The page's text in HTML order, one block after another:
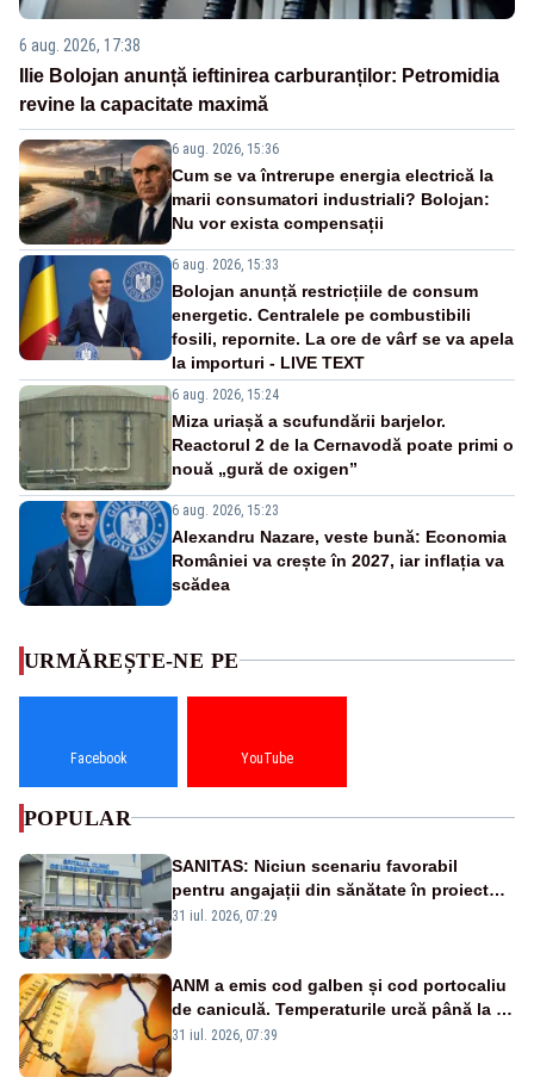
6 aug. 2026, 17:38
Ilie Bolojan anunță ieftinirea carburanților: Petromidia
revine la capacitate maximă
6 aug. 2026, 15:36
Cum se va întrerupe energia electrică la
marii consumatori industriali? Bolojan:
Nu vor exista compensații
6 aug. 2026, 15:33
Bolojan anunță restricțiile de consum
energetic. Centralele pe combustibili
fosili, repornite. La ore de vârf se va apela
la importuri - LIVE TEXT
6 aug. 2026, 15:24
Miza uriașă a scufundării barjelor.
Reactorul 2 de la Cernavodă poate primi o
nouă „gură de oxigen”
6 aug. 2026, 15:23
Alexandru Nazare, veste bună: Economia
României va crește în 2027, iar inflația va
scădea
URMĂREȘTE-NE PE
Facebook YouTube
POPULAR
SANITAS: Niciun scenariu favorabil
pentru angajații din sănătate în proiectul
Legii salarizării
31 iul. 2026, 07:29
ANM a emis cod galben și cod portocaliu
de caniculă. Temperaturile urcă până la 38
de grade, iar nopțile devin tropicale
31 iul. 2026, 07:39